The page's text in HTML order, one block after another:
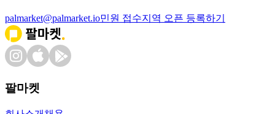
palmarket@palmarket.io민원 접수지역 오픈 등록하기
팔마켓